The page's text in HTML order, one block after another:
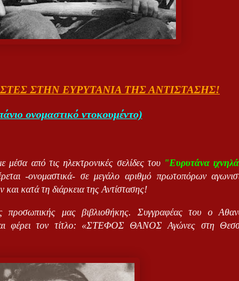
ΣΤΗΝ ΕΥΡΥΤΑΝΙΑ ΤΗΣ ΑΝΤΙΣΤΑΣΗΣ!
ονομαστικό ντοκουμέντο)
μέσα από τις ηλεκτρονικές σελίδες του "Ευρυτάνα
-ονομαστικά- σε μεγάλο αριθμό πρωτοπόρων
κατά τη διάρκεια της Αντίστασης!
προσωπικής μας βιβλιοθήκης. Συγγραφέας του ο
φέρει τον τίτλο: «ΣΤΕΦΟΣ ΘΑΝΟΣ Αγώνες στη